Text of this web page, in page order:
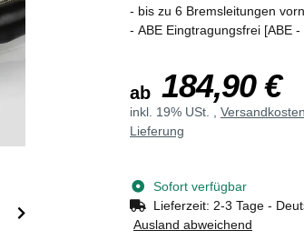
- bis zu 6 Bremsleitungen
- ABE Eingtragungsfrei [ABE
ab 184,90 €
inkl. 19% USt. ,
Lieferung
Sofort verfügbar
Lieferzeit: 2-3 Tage -
Ausland abweichend